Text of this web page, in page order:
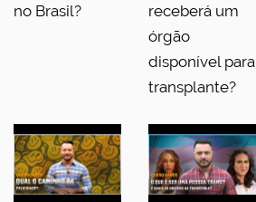
no Brasil?
receberá um
órgão
disponível para
transplante?